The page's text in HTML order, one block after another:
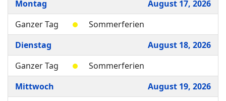
Montag
August 17, 2026
Ganzer Tag
Sommerferien
Dienstag
August 18, 2026
Ganzer Tag
Sommerferien
Mittwoch
August 19, 2026